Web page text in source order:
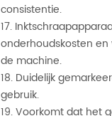
consistentie.
17.
onderhoudskosten
de machine.
18. Duidelijk
gebruik.
19. Voorkomt dat het